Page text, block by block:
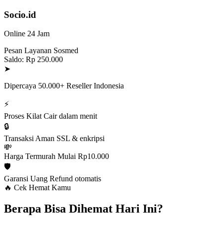
Socio.id
Online 24 Jam
Pesan Layanan Sosmed
Saldo: Rp 250.000
➤
Dipercaya 50.000+ Reseller Indonesia
⚡
Proses Kilat Cair dalam menit
🔒
Transaksi Aman SSL & enkripsi
💸
Harga Termurah Mulai Rp10.000
🛡️
Garansi Uang Refund otomatis
🔥 Cek Hemat Kamu
Berapa Bisa Dihemat Hari Ini?